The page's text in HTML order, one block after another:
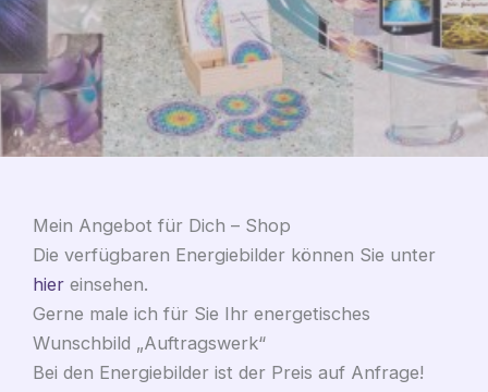
Mein Angebot für Dich – Shop
Die verfügbaren Energiebilder können Sie unter
hier einsehen.
Gerne male ich für Sie Ihr energetisches
Wunschbild „Auftragswerk“
Bei den Energiebilder ist der Preis auf Anfrage!